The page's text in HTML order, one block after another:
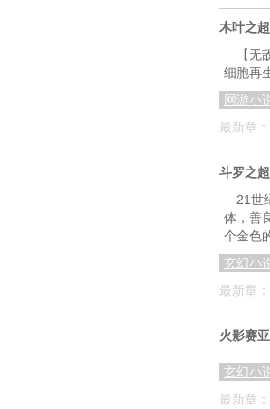
木叶之
【
细胞再
网游小
最新章：
斗罗之
21世
体，善
个金色
玄幻小
最新章：
火影赛
玄幻小
最新章：